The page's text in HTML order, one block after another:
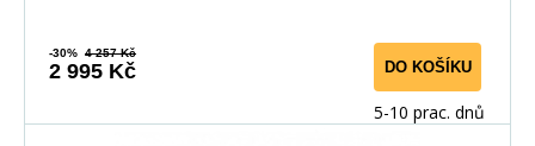
-30% 4 257 Kč
2 995 Kč DO KOŠÍKU
5-10 prac. dnů